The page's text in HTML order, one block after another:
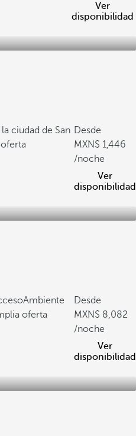
Ver
disponibilidad
ciudad de San Desde
1,446
/noche
Ver
disponibilidad
Ambiente
oferta
Desde
8,082
/noche
Ver
disponibilidad